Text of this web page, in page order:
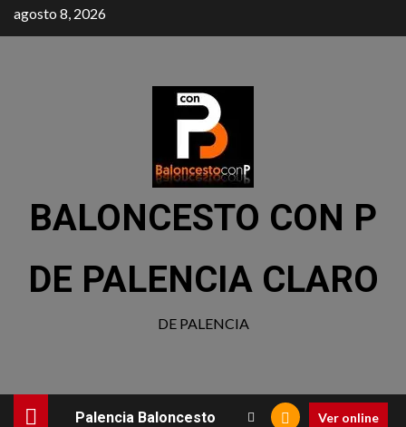
agosto 8, 2026
BALONCESTO CON P
DE PALENCIA CLARO
DE PALENCIA
Palencia Baloncesto Ver online